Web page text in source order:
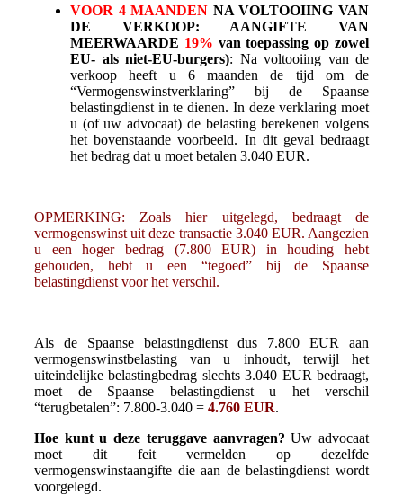
VOOR 4 MAANDEN NA VOLTOOIING VAN
DE VERKOOP: AANGIFTE VAN
MEERWAARDE 19% van toepassing op zowel
EU- als niet-EU-burgers): Na voltooiing van de
verkoop heeft u 6 maanden de tijd om de
“Vermogenswinstverklaring” bij de Spaanse
belastingdienst in te dienen. In deze verklaring moet
u (of uw advocaat) de belasting berekenen volgens
het bovenstaande voorbeeld. In dit geval bedraagt
het bedrag dat u moet betalen 3.040 EUR.
OPMERKING: Zoals hier uitgelegd, bedraagt de
vermogenswinst uit deze transactie 3.040 EUR. Aangezien
u een hoger bedrag (7.800 EUR) in houding hebt
gehouden, hebt u een “tegoed” bij de Spaanse
belastingdienst voor het verschil.
Als de Spaanse belastingdienst dus 7.800 EUR aan
vermogenswinstbelasting van u inhoudt, terwijl het
uiteindelijke belastingbedrag slechts 3.040 EUR bedraagt,
moet de Spaanse belastingdienst u het verschil
“terugbetalen”: 7.800-3.040 = 4.760 EUR.
Hoe kunt u deze teruggave aanvragen? Uw advocaat
moet dit feit vermelden op dezelfde
vermogenswinstaangifte die aan de belastingdienst wordt
voorgelegd.